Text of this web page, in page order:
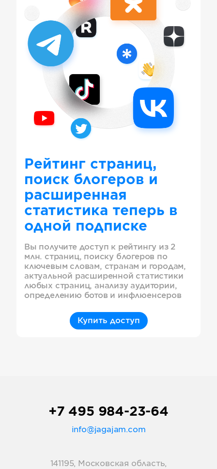
Рейтинг страниц,
поиск блогеров и
расширенная
статистика теперь в
одной подписке
Вы получите доступ к рейтингу из 2
млн. страниц, поиску блогеров по
ключевым словам, странам и городам,
актуальной расширенной статистики
любых страниц, анализу аудитории,
определению ботов и инфлюенсеров
Купить доступ
+7 495 984-23-64
info@jagajam.com
141195, Московская область,